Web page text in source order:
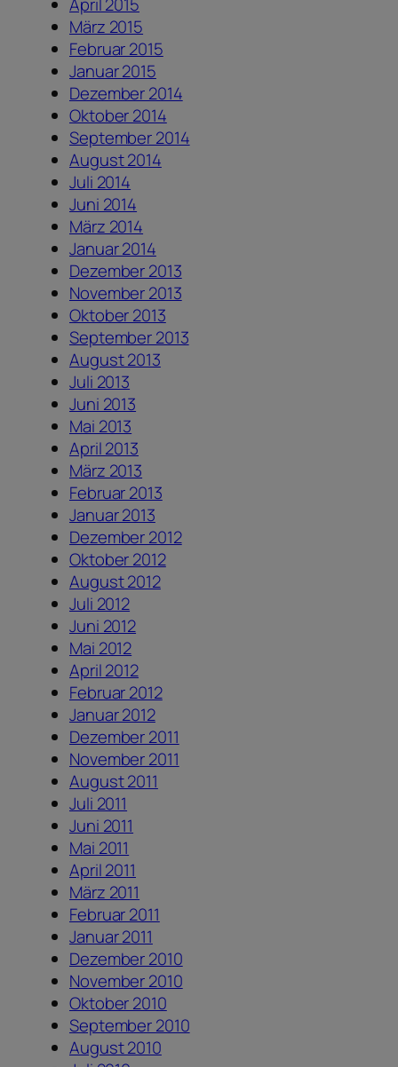
April 2015
März 2015
Februar 2015
Januar 2015
Dezember 2014
Oktober 2014
September 2014
August 2014
Juli 2014
Juni 2014
März 2014
Januar 2014
Dezember 2013
November 2013
Oktober 2013
September 2013
August 2013
Juli 2013
Juni 2013
Mai 2013
April 2013
März 2013
Februar 2013
Januar 2013
Dezember 2012
Oktober 2012
August 2012
Juli 2012
Juni 2012
Mai 2012
April 2012
Februar 2012
Januar 2012
Dezember 2011
November 2011
August 2011
Juli 2011
Juni 2011
Mai 2011
April 2011
März 2011
Februar 2011
Januar 2011
Dezember 2010
November 2010
Oktober 2010
September 2010
August 2010